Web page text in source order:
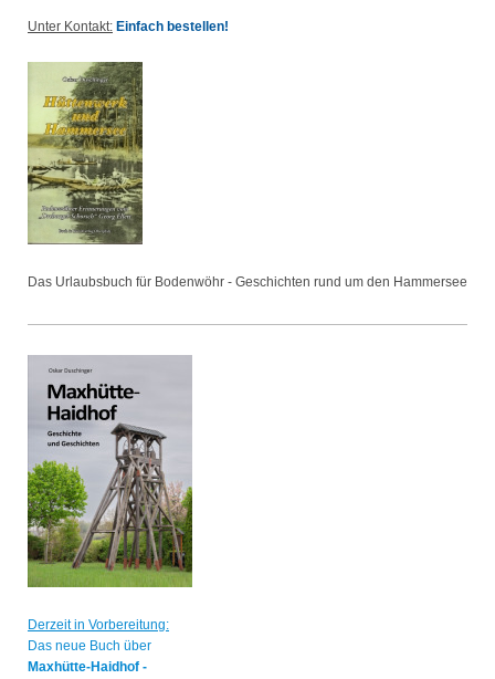
Unter Kontakt: Einfach bestellen!
Das Urlaubsbuch für Bodenwöhr - Geschichten rund um den Hammersee
Derzeit in Vorbereitung:
Das neue Buch über
Maxhütte-Haidhof -